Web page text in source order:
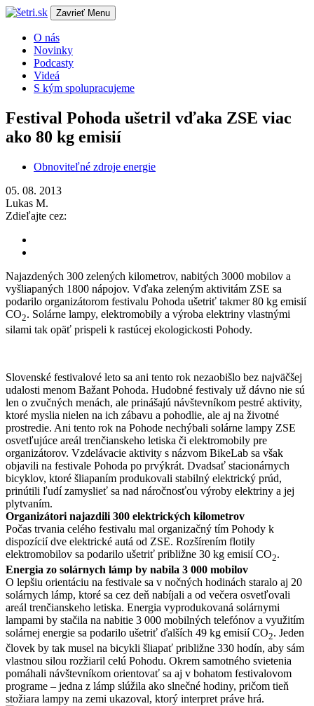
Zavrieť Menu
O nás
Novinky
Podcasty
Videá
S kým spolupracujeme
Festival Pohoda ušetril vďaka ZSE viac
ako 80 kg emisií
Obnoviteľné zdroje energie
05. 08. 2013
Lukas M.
Zdieľajte cez:
Najazdených 300 zelených kilometrov, nabitých 3000 mobilov a
vyšliapaných 1800 nápojov. Vďaka zeleným aktivitám ZSE sa
podarilo organizátorom festivalu Pohoda ušetriť takmer 80 kg emisií
CO2. Solárne lampy, elektromobily a výroba elektriny vlastnými
silami tak opäť prispeli k rastúcej ekologickosti Pohody.
Slovenské festivalové leto sa ani tento rok nezaobišlo bez najväčšej
udalosti menom Bažant Pohoda. Hudobné festivaly už dávno nie sú
len o zvučných menách, ale prinášajú návštevníkom pestré aktivity,
ktoré myslia nielen na ich zábavu a pohodlie, ale aj na životné
prostredie. Ani tento rok na Pohode nechýbali solárne lampy ZSE
osvetľujúce areál trenčianskeho letiska či elektromobily pre
organizátorov. Vzdelávacie aktivity s názvom BikeLab sa však
objavili na festivale Pohoda po prvýkrát. Dvadsať stacionárnych
bicyklov, ktoré šliapaním produkovali stabilný elektrický prúd,
prinútili ľudí zamyslieť sa nad náročnosťou výroby elektriny a jej
plytvaním.
Organizátori najazdili 300 elektrických kilometrov
Počas trvania celého festivalu mal organizačný tím Pohody k
dispozícií dve elektrické autá od ZSE. Rozšírením flotily
elektromobilov sa podarilo ušetriť približne 30 kg emisií CO2.
Energia zo solárnych lámp by nabila 3 000 mobilov
O lepšiu orientáciu na festivale sa v nočných hodinách staralo aj 20
solárnych lámp, ktoré sa cez deň nabíjali a od večera osvetľovali
areál trenčianskeho letiska. Energia vyprodukovaná solárnymi
lampami by stačila na nabitie 3 000 mobilných telefónov a využitím
solárnej energie sa podarilo ušetriť ďalších 49 kg emisií CO2. Jeden
človek by tak musel na bicykli šliapať približne 330 hodín, aby sám
vlastnou silou rozžiaril celú Pohodu. Okrem samotného svietenia
pomáhali návštevníkom orientovať sa aj v bohatom festivalovom
programe – jedna z lámp slúžila ako slnečné hodiny, pričom tieň
stožiara lampy na zemi ukazoval, ktorý interpret práve hrá.